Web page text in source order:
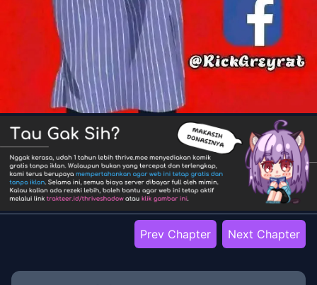
Prev Chapter Next Chapter